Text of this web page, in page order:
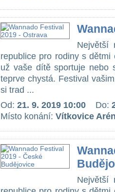
Největší
republice pro rodiny s
už vaše dítě sportuje nebo
teprve chystá. Festival
si trad ...
Od: 21. 9. 2019 10:00 Do:
Místo konání: Vítkovice
Největší